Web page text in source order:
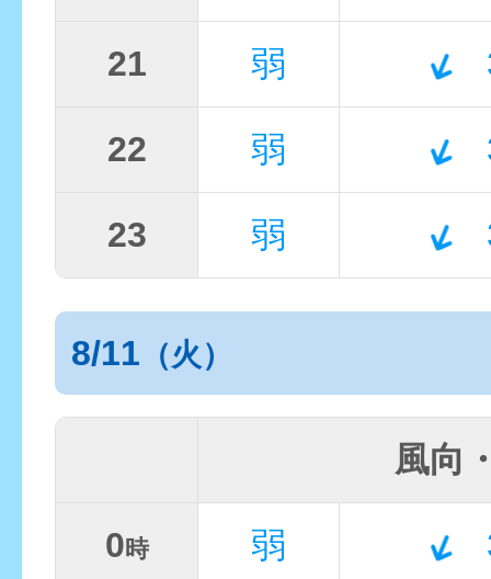
21 弱
22 弱
23 弱
8/11 （火）
風向
0時 弱